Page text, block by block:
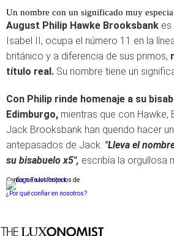
Un nombre con un significado muy
August Philip Hawke Brooksbank es
Isabel II, ocupa el número 11 en la
británico y a diferencia de sus primos,
título real. Su nombre tiene un
Con Philip rinde homenaje a su
Edimburgo, mientras que con Hawke,
Jack Brooksbank han querido hacer
antepasados de Jack. "Lleva el
su bisabuelo x5", escribía la orgullosa
Conforme a los criterios de
¿Por qué confiar en nosotros?